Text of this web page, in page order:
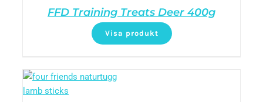
FFD Training Treats Deer 400g
Visa produkt